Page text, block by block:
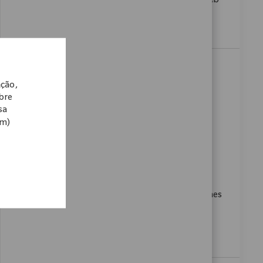
Württemberg übernimmt. Sie beraten medizinisches
Fachpersonal und gestalten den medizinischen